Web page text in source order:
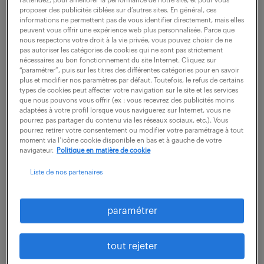
Finance (8 offres)
tel :04 91 29 44 20
plus d'infos
Randstad
agence de
recrutement de
dirigeants à
proposer des publicités ciblées sur d’autres sites. En général, ces
informations ne permettent pas de vous identifier directement, mais elles
peuvent vous offrir une expérience web plus personnalisée. Parce que
nous respectons votre droit à la vie privée, vous pouvez choisir de ne
pas autoriser les catégories de cookies qui ne sont pas strictement
nécessaires au bon fonctionnement du site Internet. Cliquez sur
“paramétrer”, puis sur les titres des différentes catégories pour en savoir
plus et modifier nos paramètres par défaut. Toutefois, le refus de certains
types de cookies peut affecter votre navigation sur le site et les services
que nous pouvons vous offrir (ex : vous recevrez des publicités moins
adaptées à votre profil lorsque vous naviguerez sur Internet, vous ne
pourrez pas partager du contenu via les réseaux sociaux, etc.). Vous
pourrez retirer votre consentement ou modifier votre paramétrage à tout
moment via l’icône cookie disponible en bas et à gauche de votre
navigateur.
Politique en matière de cookie
Liste de nos partenaires
paramétrer
tout rejeter